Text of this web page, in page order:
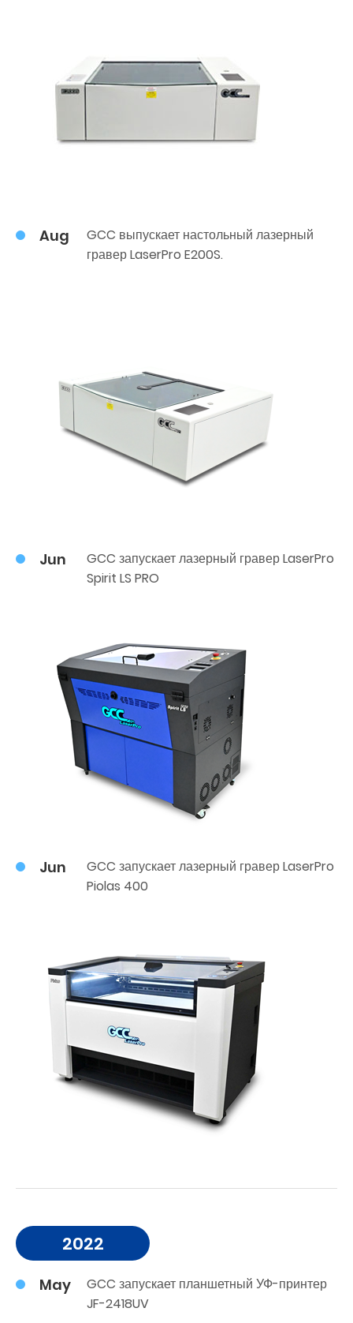
Aug
GCC выпускает настольный лазерный
гравер LaserPro E200S.
Jun
GCC запускает лазерный гравер LaserPro
Spirit LS PRO
Jun
GCC запускает лазерный гравер LaserPro
Piolas 400
2022
May
GCC запускает планшетный УФ-принтер
JF-2418UV